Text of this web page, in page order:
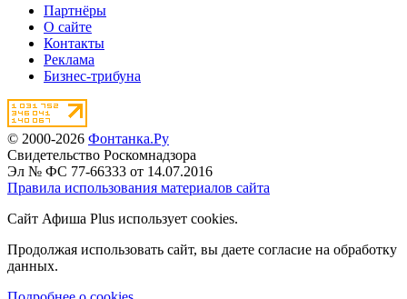
Партнёры
О сайте
Контакты
Реклама
Бизнес-трибуна
© 2000-2026 Фонтанка.Ру
Свидетельство Роскомнадзора
Эл № ФС 77-66333 от 14.07.2016
Правила использования материалов сайта
Сайт Афиша Plus использует cookies.
Продолжая использовать сайт, вы даете согласие на обработку
данных.